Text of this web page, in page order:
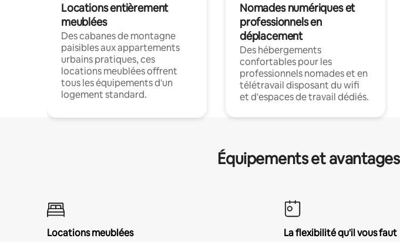
Locations entièrement
meublées
Des cabanes de montagne
paisibles aux appartements
urbains pratiques, ces
locations meublées offrent
tous les équipements d'un
logement standard.
Nomades numériques et
professionnels en
déplacement
Des hébergements
confortables pour les
professionnels nomades et en
télétravail disposant du wifi
et d'espaces de travail dédiés.
Équipements et
Locations meublées
La flexibilité qu'il vous faut